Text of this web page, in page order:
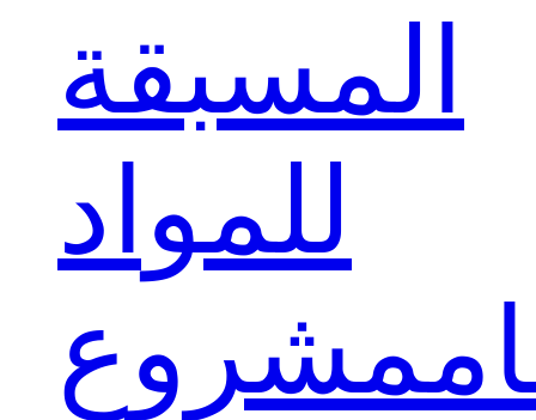
المسبقة
للمواد
مشروع